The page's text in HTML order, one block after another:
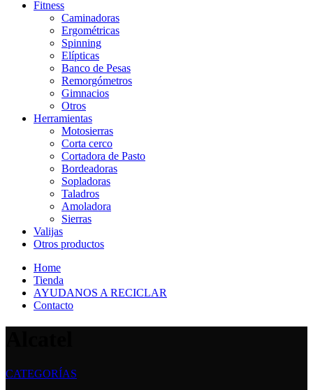
Fitness
Caminadoras
Ergométricas
Spinning
Elípticas
Banco de Pesas
Remorgómetros
Gimnacios
Otros
Herramientas
Motosierras
Corta cerco
Cortadora de Pasto
Bordeadoras
Sopladoras
Taladros
Amoladora
Sierras
Valijas
Otros productos
Home
Tienda
AYUDANOS A RECICLAR
Contacto
CATEGORÍAS